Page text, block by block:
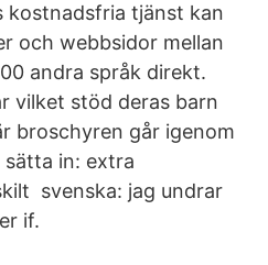
kostnadsfria tjänst kan
och webbsidor mellan
andra språk direkt.
vilket stöd deras barn
broschyren går igenom
sätta in: extra
svenska: jag undrar
if.